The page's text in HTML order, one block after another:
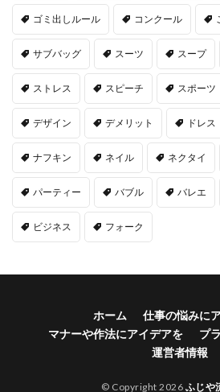
ゴミ出しルール コンクール
サブバッグ スーツ スープ
ストレス スピーチ スポーツ
デザイン デメリット ドレス
ナフキン ネイル ネクタイ
パーティー バブル バレエ
ビジネス フォーク
ホーム
仕事の悩みに
マナーや作法にアイデアを
プ
運営者情報
© Copyright 2026 ふじや